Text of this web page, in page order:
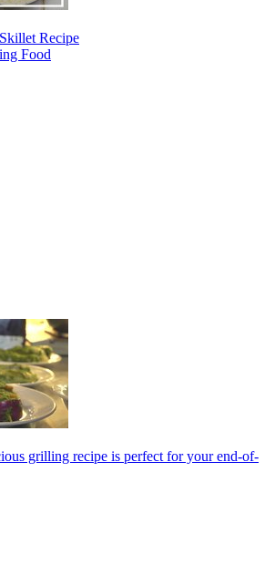
Recipe
Food
grilling recipe is perfect for your end-of-